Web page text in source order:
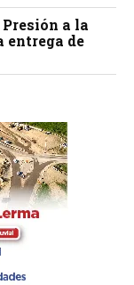
a la
entrega de